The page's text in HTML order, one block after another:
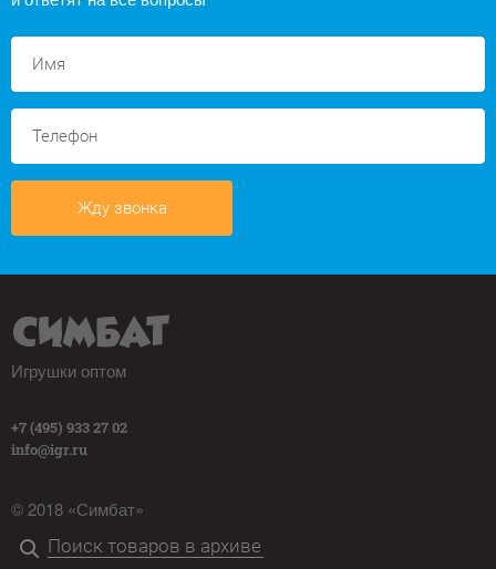
Жду звонка
Игрушки оптом
+7 (495) 933 27 02
info@igr.ru
© 2018 «Симбат»